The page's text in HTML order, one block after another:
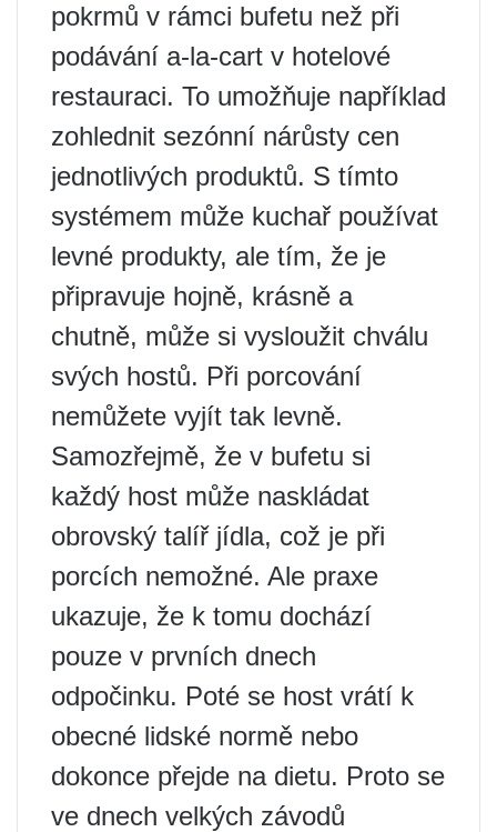
pokrmů v rámci bufetu než při
podávání a-la-cart v hotelové
restauraci. To umožňuje například
zohlednit sezónní nárůsty cen
jednotlivých produktů. S tímto
systémem může kuchař používat
levné produkty, ale tím, že je
připravuje hojně, krásně a
chutně, může si vysloužit chválu
svých hostů. Při porcování
nemůžete vyjít tak levně.
Samozřejmě, že v bufetu si
každý host může naskládat
obrovský talíř jídla, což je při
porcích nemožné. Ale praxe
ukazuje, že k tomu dochází
pouze v prvních dnech
odpočinku. Poté se host vrátí k
obecné lidské normě nebo
dokonce přejde na dietu. Proto se
ve dnech velkých závodů